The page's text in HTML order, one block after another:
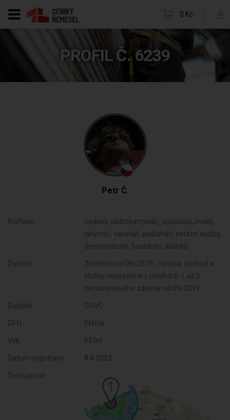
0 Kč
PROFIL Č. 6239
Petr Č.
Profese:
zedníci, sádrokartonáři, obkladači, malíři,
lakýrníci, tapetáři, podlaháři, ostatní služby,
demontážníci, fasádníci, dlaždiči
Živnosti:
Zednictví od 09/2019 , Výroba, obchod a
služby neuvedené v přílohách 1 až 3
živnostenského zákona od 09/2019
Subjekt: OSVČ
DPH: Plátce
Věk: 55 let
Datum registrace: 8.4.2023
Dostupnost: